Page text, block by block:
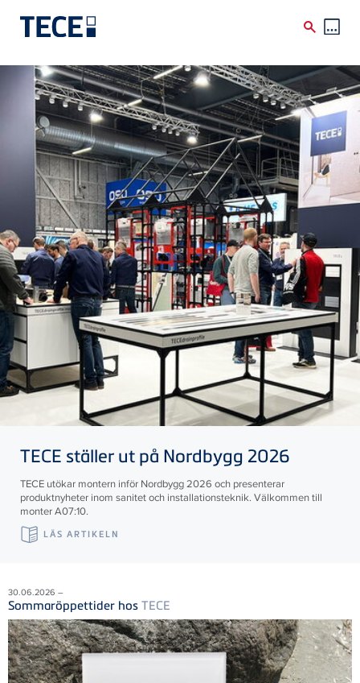
Skip to main content
TECE ställer ut på Nordbygg 2026
TECE utökar montern inför Nordbygg 2026 och presenterar
produktnyheter inom sanitet och installationsteknik. Välkommen till
monter A07:10.
LÄS ARTIKELN
30.06.2026 –
Sommaröppettider hos TECE